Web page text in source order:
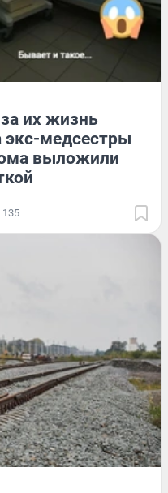
их жизнь
экс-медсестры
выложили
135